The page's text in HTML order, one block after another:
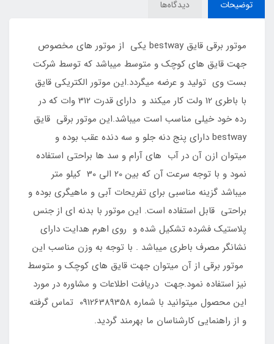
توضیحات دیدگاه‌ها
موتور برقی قایق bestway یکی از موتور های مخصوص
جهت قایق های کوچک و متوسط میباشد که توسط شرکت
بست وی تولید و عرضه میگردد.این موتور الکتریکی قایق
با باطری 12 ولت کار میکند و دارای قدرت 312 وات که در
رده خود خیلی مناسب است میباشد.این موتور برقی قایق
bestway دارای پنج دنه جلو و سه دنده عقب بوده و
میتوان ازن آن در آب های آرام و سد ها براحتی استفاده
نمود و با توجه سرعت آن که بین 20 الی 30 کیلو متر
میباشد گزینه مناسبی برای تفریحات آبی و ماهیگری بوده و
براحتی قابل استفاده است. این موتور با بدنه ای از جنس
پلاستیک فشرده تشکیل شده و روی اهرم هدایت دارای
نشانگر مصرف باطری میباشد . با توجه به وزن مناسب این
موتور برقی از آن میتوان جهت قایق های کوچک و متوسط
نیز استفاده نمود.جهت دریافت اطلاعات و مشاوره در مورد
این محصول میتوانید با شماره 09126389358 تماس گرفته
و از راهنمایی کارشناسان ما بهرمند گردید.